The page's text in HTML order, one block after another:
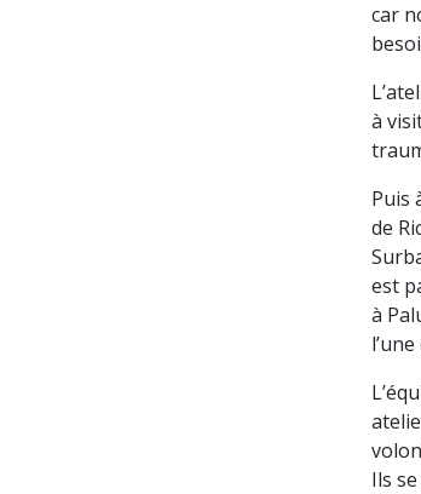
car
à
Puis
de
est
à
Ils